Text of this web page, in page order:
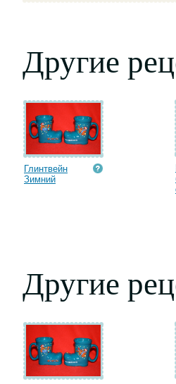
Другие
Глинтвейн
Зимний
Другие